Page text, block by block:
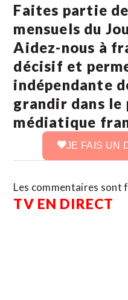
Faites partie
mensuels du
Aidez-nous à
décisif et
indépendante
grandir dans le
médiatique
JE FAIS UN
Les commentaires sont
TV EN DIRECT